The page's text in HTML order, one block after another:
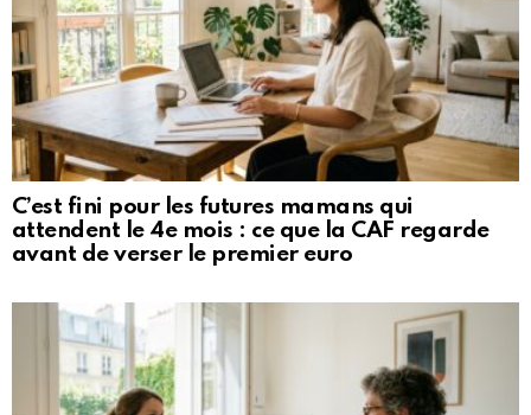
C’est fini pour les futures mamans qui
attendent le 4e mois : ce que la CAF regarde
avant de verser le premier euro